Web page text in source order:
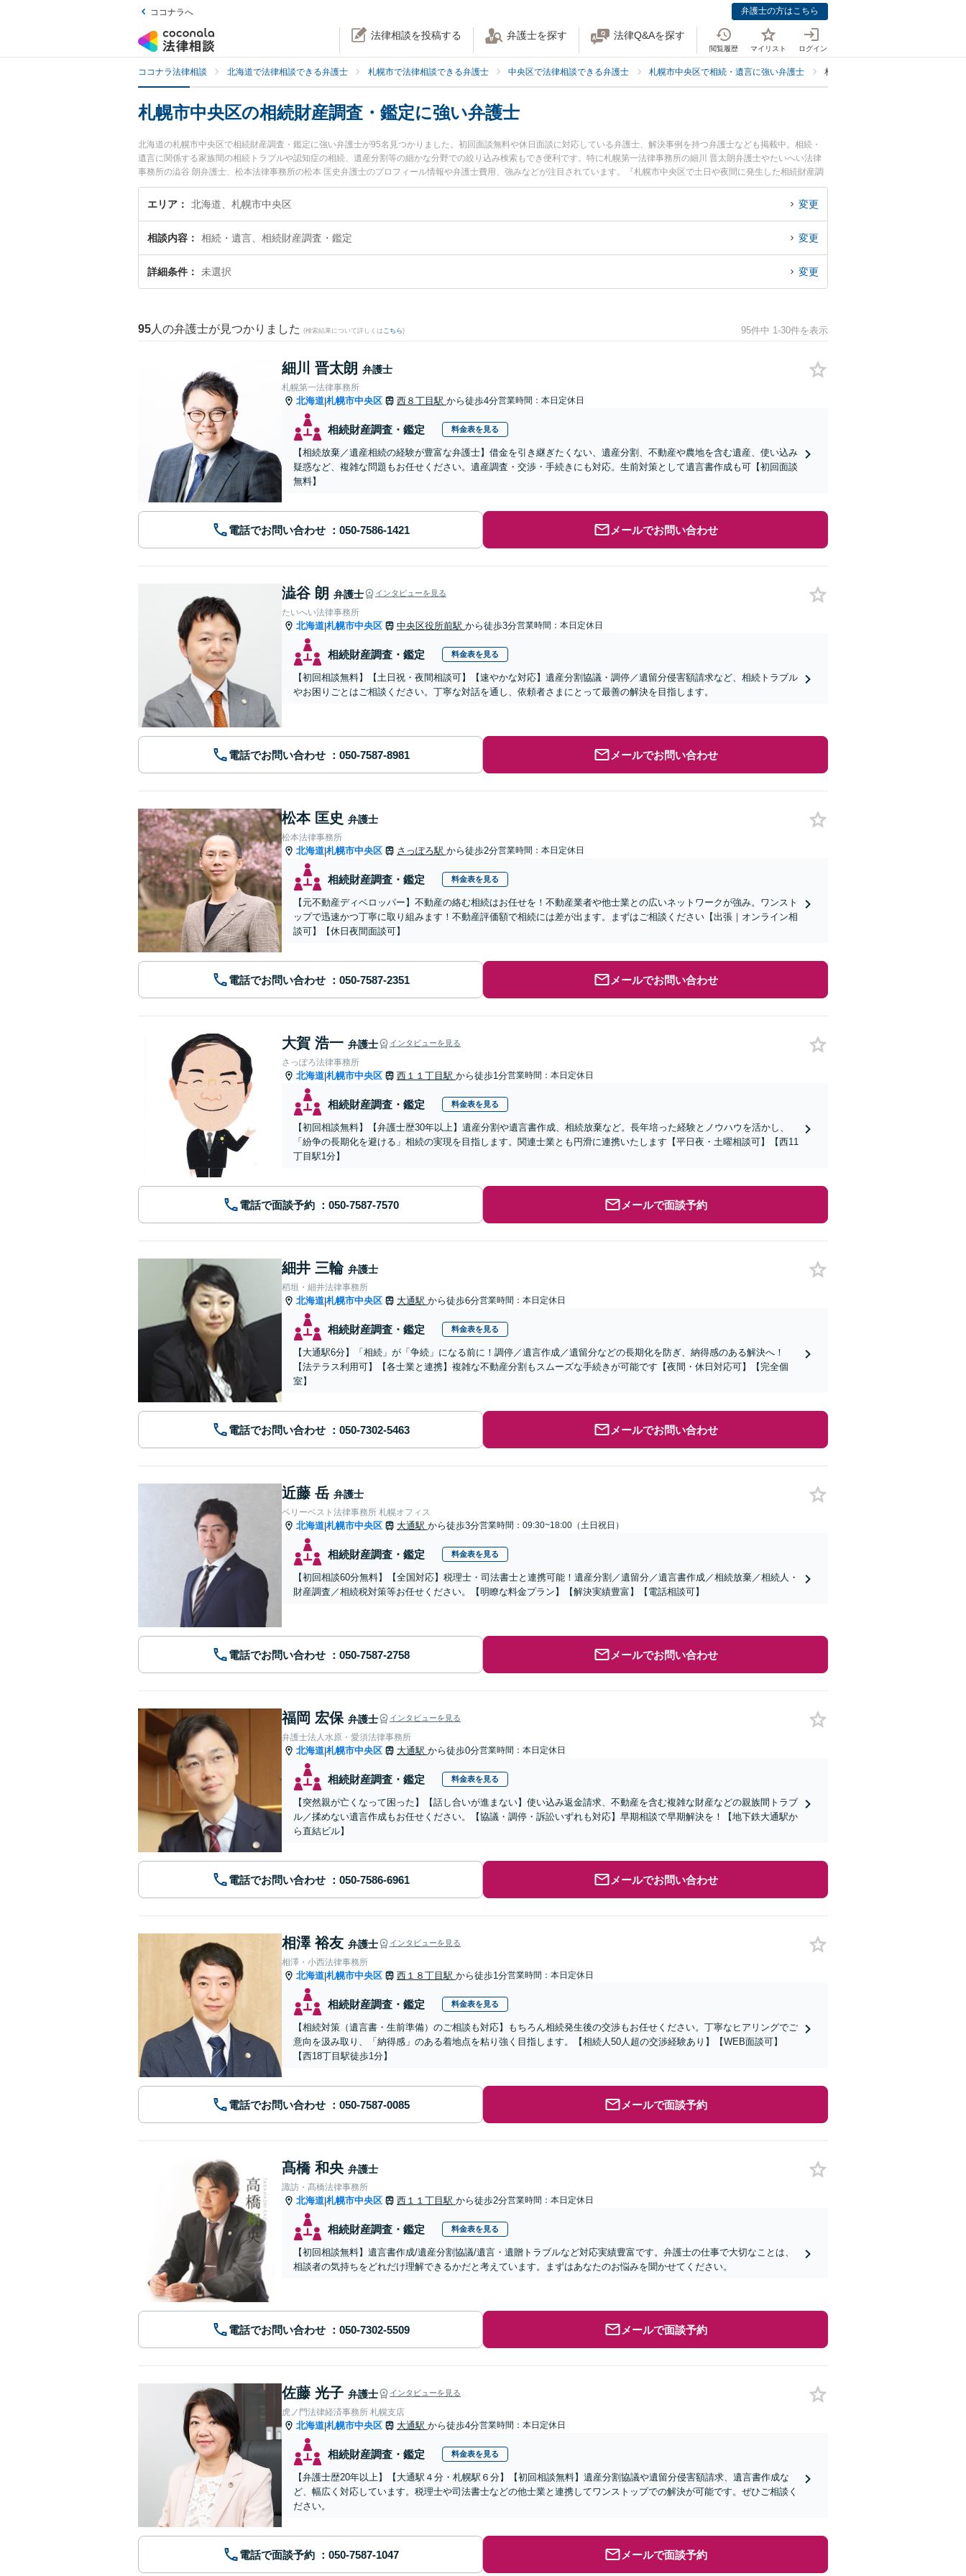
ココナラへ 弁護士の方はこちら
法律相談を投稿する 弁護士を探す 法律Q&Aを探す
閲覧履歴 マイリスト ログイン
ココナラ法律相談 北海道で法律相談できる弁護士 札幌市で法律相談できる弁護士 中央区で法律相談できる弁護士 札幌市中央区で相続・遺言に強い弁護士 札幌市中央区で相続財産調査・鑑定
札幌市中央区の相続財産調査・鑑定に強い弁護士
北海道の札幌市中央区で相続財産調査・鑑定に強い弁護士が95名見つかりました。初回面談無料や休日面談に対応している弁護士、解決事例を持つ弁護士なども掲載中。相続・
遺言に関係する家族間の相続トラブルや認知症の相続、遺産分割等の細かな分野での絞り込み検索もでき便利です。特に札幌第一法律事務所の細川 晋太朗弁護士やたいへい法律
事務所の澁谷 朗弁護士、松本法律事務所の松本 匡史弁護士のプロフィール情報や弁護士費用、強みなどが注目されています。『札幌市中央区で土日や夜間に発生した相続財産調
査・鑑定のトラブルを今すぐに弁護士に相談したい』『相続財産調査・鑑定のトラブル解決の実績豊富な近くの弁護士を検索したい』『初回相談無料で相続財産調査・鑑定を法律
相談できる札幌市中央区内の弁護士に相談予約したい』などでお困りの相談者さんにおすすめです。
エリア 北海道、札幌市中央区 変更
相談内容 相続・遺言、相続財産調査・鑑定 変更
詳細条件 未選択 変更
95 人の弁護士が見つかりました (検索結果について詳しくは こちら) 95件中 1-30件を表示
細川 晋太朗 弁護士
札幌第一法律事務所
北海道|札幌市中央区 西８丁目駅 から徒歩4分営業時間：本日定休日
相続財産調査・鑑定 料金表を見る
【相続放棄／遺産相続の経験が豊富な弁護士】借金を引き継ぎたくない、遺産分割、不動産や農地を含む遺産、使い込み
疑惑など、複雑な問題もお任せください。遺産調査・交渉・手続きにも対応。生前対策として遺言書作成も可【初回面談
無料】
電話でお問い合わせ メールでお問い合わせ
澁谷 朗 弁護士 インタビューを見る
たいへい法律事務所
北海道|札幌市中央区 中央区役所前駅 から徒歩3分営業時間：本日定休日
相続財産調査・鑑定 料金表を見る
【初回相談無料】【土日祝・夜間相談可】【速やかな対応】遺産分割協議・調停／遺留分侵害額請求など、相続トラブル
やお困りごとはご相談ください。丁寧な対話を通し、依頼者さまにとって最善の解決を目指します。
電話でお問い合わせ メールでお問い合わせ
松本 匡史 弁護士
松本法律事務所
北海道|札幌市中央区 さっぽろ駅 から徒歩2分営業時間：本日定休日
相続財産調査・鑑定 料金表を見る
【元不動産ディベロッパー】不動産の絡む相続はお任せを！不動産業者や他士業との広いネットワークが強み。ワンスト
ップで迅速かつ丁寧に取り組みます！不動産評価額で相続には差が出ます。まずはご相談ください【出張｜オンライン相
談可】【休日夜間面談可】
電話でお問い合わせ メールでお問い合わせ
大賀 浩一 弁護士 インタビューを見る
さっぽろ法律事務所
北海道|札幌市中央区 西１１丁目駅 から徒歩1分営業時間：本日定休日
相続財産調査・鑑定 料金表を見る
【初回相談無料】【弁護士歴30年以上】遺産分割や遺言書作成、相続放棄など。長年培った経験とノウハウを活かし、
「紛争の長期化を避ける」相続の実現を目指します。関連士業とも円滑に連携いたします【平日夜・土曜相談可】【西11
丁目駅1分】
電話で面談予約 メールで面談予約
細井 三輪 弁護士
稻垣・細井法律事務所
北海道|札幌市中央区 大通駅 から徒歩6分営業時間：本日定休日
相続財産調査・鑑定 料金表を見る
【大通駅6分】「相続」が「争続」になる前に！調停／遺言作成／遺留分などの長期化を防ぎ、納得感のある解決へ！
【法テラス利用可】【各士業と連携】複雑な不動産分割もスムーズな手続きが可能です【夜間・休日対応可】【完全個
室】
電話でお問い合わせ メールでお問い合わせ
近藤 岳 弁護士
ベリーベスト法律事務所 札幌オフィス
北海道|札幌市中央区 大通駅 から徒歩3分営業時間：09:30~18:00（土日祝日）
相続財産調査・鑑定 料金表を見る
【初回相談60分無料】【全国対応】税理士・司法書士と連携可能！遺産分割／遺留分／遺言書作成／相続放棄／相続人・
財産調査／相続税対策等お任せください。【明瞭な料金プラン】【解決実績豊富】【電話相談可】
電話でお問い合わせ メールでお問い合わせ
福岡 宏保 弁護士 インタビューを見る
弁護士法人水原・愛須法律事務所
北海道|札幌市中央区 大通駅 から徒歩0分営業時間：本日定休日
相続財産調査・鑑定 料金表を見る
【突然親が亡くなって困った】【話し合いが進まない】使い込み返金請求、不動産を含む複雑な財産などの親族間トラブ
ル／揉めない遺言作成もお任せください。【協議・調停・訴訟いずれも対応】早期相談で早期解決を！【地下鉄大通駅か
ら直結ビル】
電話でお問い合わせ メールでお問い合わせ
相澤 裕友 弁護士 インタビューを見る
相澤・小西法律事務所
北海道|札幌市中央区 西１８丁目駅 から徒歩1分営業時間：本日定休日
相続財産調査・鑑定 料金表を見る
【相続対策（遺言書・生前準備）のご相談も対応】もちろん相続発生後の交渉もお任せください。丁寧なヒアリングでご
意向を汲み取り、「納得感」のある着地点を粘り強く目指します。【相続人50人超の交渉経験あり】【WEB面談可】
【西18丁目駅徒歩1分】
電話でお問い合わせ メールで面談予約
髙橋 和央 弁護士
諏訪・髙橋法律事務所
北海道|札幌市中央区 西１１丁目駅 から徒歩2分営業時間：本日定休日
相続財産調査・鑑定 料金表を見る
【初回相談無料】遺言書作成/遺産分割協議/遺言・遺贈トラブルなど対応実績豊富です。弁護士の仕事で大切なことは、
相談者の気持ちをどれだけ理解できるかだと考えています。まずはあなたのお悩みを聞かせてください。
電話でお問い合わせ メールで面談予約
佐藤 光子 弁護士 インタビューを見る
虎ノ門法律経済事務所 札幌支店
北海道|札幌市中央区 大通駅 から徒歩4分営業時間：本日定休日
相続財産調査・鑑定 料金表を見る
【弁護士歴20年以上】【大通駅４分・札幌駅６分】【初回相談無料】遺産分割協議や遺留分侵害額請求、遺言書作成な
ど、幅広く対応しています。税理士や司法書士などの他士業と連携してワンストップでの解決が可能です。ぜひご相談く
ださい。
電話で面談予約 メールで面談予約